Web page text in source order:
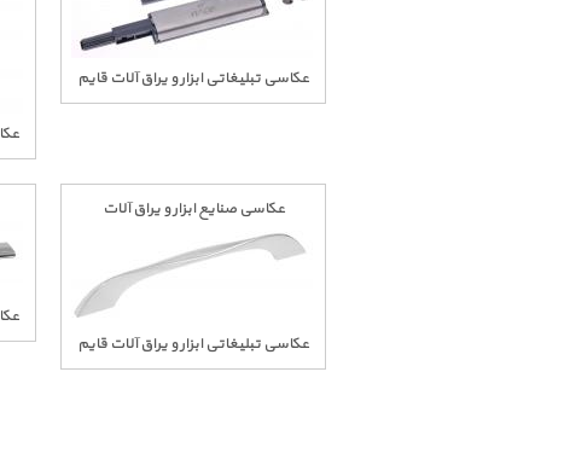
عکاسی تبلیغاتی ابزار و یراق آلات قایم
عکاسی صنایع ابزار و یراق آلات
عکاسی تبلیغاتی ابزار و یراق آلات قایم